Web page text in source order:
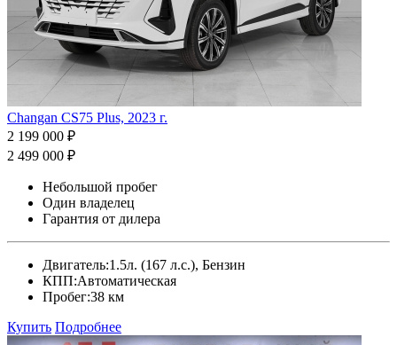
Changan CS75 Plus, 2023 г.
2 199 000 ₽
2 499 000 ₽
Небольшой пробег
Один владелец
Гарантия от дилера
Двигатель:1.5л. (167 л.с.), Бензин
КПП:Автоматическая
Пробег:38 км
Купить Подробнее